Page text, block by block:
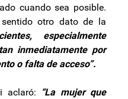
cuando sea posible.
otro dato de la
especialmente
inmediatamente por
o falta de acceso”.
aclaró:
“La mujer que